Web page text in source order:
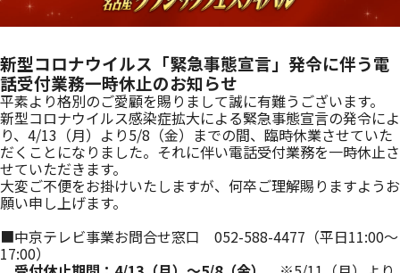
新型コロナウイルス「緊急事態宣言」発令に伴う電
話受付業務一時休止のお知らせ
平素より格別のご愛顧を賜りまして誠に有難うございます。
新型コロナウイルス感染症拡大による緊急事態宣言の発令によ
り、4/13（月）より5/8（金）までの間、臨時休業させていた
だくことになりました。それに伴い電話受付業務を一時休止さ
せていただきます。
大変ご不便をお掛けいたしますが、何卒ご理解賜りますようお
願い申し上げます。
■中京テレビ事業お問合せ窓口 052-588-4477（平日11:00～
17:00）